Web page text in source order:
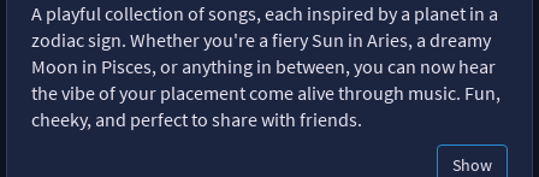
A playful collection of songs, each inspired by a planet in a
zodiac sign. Whether you're a fiery Sun in Aries, a dreamy
Moon in Pisces, or anything in between, you can now hear
the vibe of your placement come alive through music. Fun,
cheeky, and perfect to share with friends.
Show